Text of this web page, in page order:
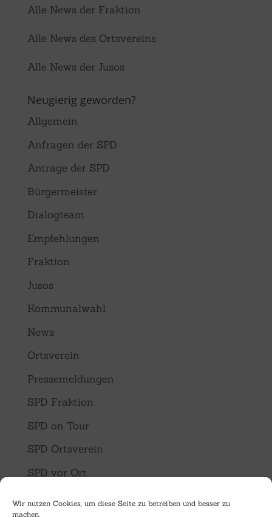
Wir nutzen Cookies, um diese Seite zu betreiben und besser zu
machen.
Alle News der Fraktion
Alle News des Ortsvereins
Alle News der Jusos
Neugierig geworden?
Allgemein
Anfragen der SPD
Anträge der SPD
Bürgermeister
Dialogteam
Empfehlungen
Fraktion
Jusos
Kommunalwahl
News
Ortsverein
Pressemeldungen
SPD Fraktion
SPD on Tour
SPD Ortsverein
SPD vor Ort